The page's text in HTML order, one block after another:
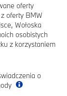
oferty
oferty BMW
Wołoska
osobistych
z korzystaniem
o